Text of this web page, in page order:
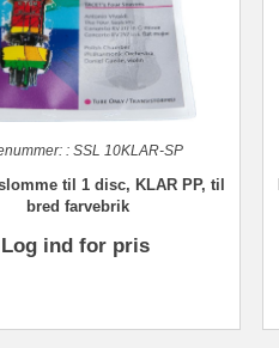
: SSL 10KLAR-SP
til 1 disc, KLAR PP, til
bred farvebrik
Log ind for pris